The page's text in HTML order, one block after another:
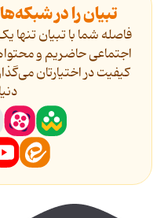
تبیان را در
فاصله شما با تبیان
اجتماعی حاضریم و
کیفیت در اختیارتان